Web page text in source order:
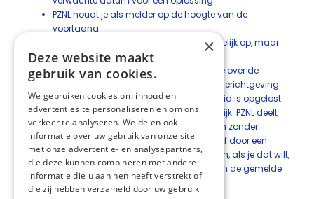
PZNL houdt je als melder op de hoogte van de
voortgang.
PZNL lost de kwetsbaarheid zo snel mogelijk op, maar
uiterlijk binnen 60 dagen.
PZNL zal samen met je bepalen of en hoe over de
gemelde kwetsbaarheid wordt bericht. Berichtgeving
vindt pas plaats nadat de kwetsbaarheid is opgelost.
PZNL behandelt jouw melding vertrouwelijk. PZNL deelt
je persoonlijke gegevens niet met derden zonder
je toestemming, bhalve als dit wettelijk of door een
rechterlijke uitspraak verplicht is. PZNL kan, als je dat wilt,
je naam vermelden als de ontdekker van de gemelde
kwetsbaarheid.
×
Deze website maakt
gebruik van cookies.
We gebruiken cookies om inhoud en
advertenties te personaliseren en om ons
verkeer te analyseren. We delen ook
informatie over uw gebruik van onze site
met onze advertentie- en analysepartners,
die deze kunnen combineren met andere
informatie die u aan hen heeft verstrekt of
die zij hebben verzameld door uw gebruik